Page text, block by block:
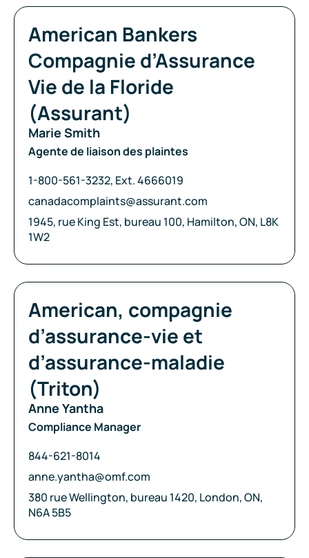
Compagnie:
American Bankers
Compagnie d’Assurance
Vie de la Floride
(Assurant)
Marie Smith
Agente de liaison des plaintes
Téléphone:
1-800-561-3232, Ext. 4666019
Courriel:
canadacomplaints@assurant.com
Adresse:
1945, rue King Est, bureau 100, Hamilton, ON, L8K
1W2
Compagnie:
American, compagnie
d’assurance-vie et
d’assurance-maladie
(Triton)
Anne Yantha
Compliance Manager
Téléphone:
844-621-8014
Courriel:
anne.yantha@omf.com
Adresse:
380 rue Wellington, bureau 1420, London, ON,
N6A 5B5